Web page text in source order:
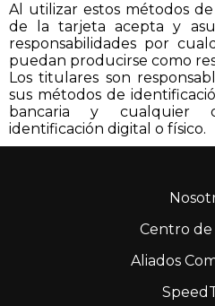
Al utilizar estos métodos
de la tarjeta acepta y
responsabilidades por
puedan producirse como
Los titulares son
sus métodos de
bancaria y cualquier
identificación digital o físico.
Centro de
Aliados